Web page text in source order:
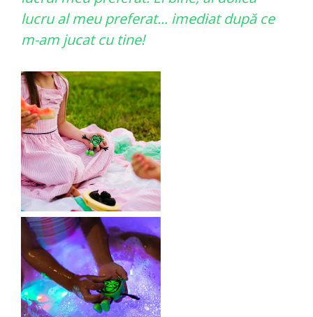
lucru al meu preferat... imediat după ce
m-am jucat cu tine!